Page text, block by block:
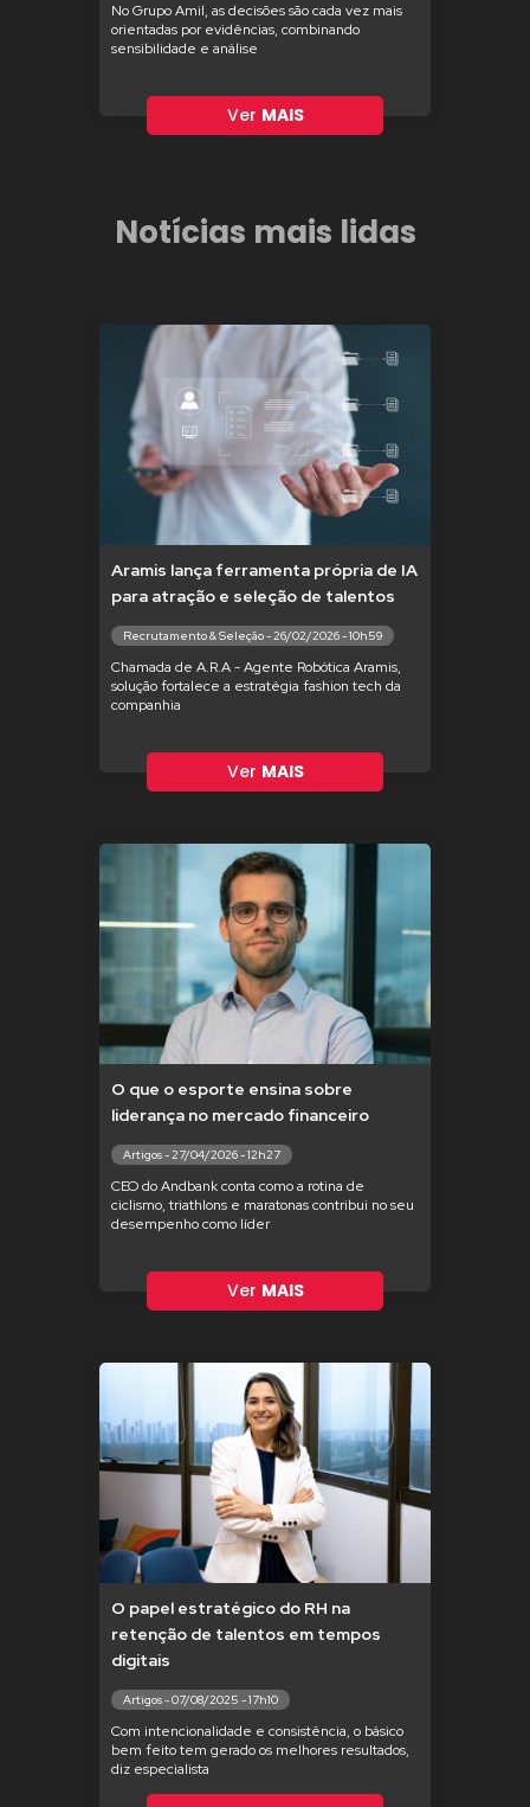
No Grupo Amil, as decisões são cada vez mais
orientadas por evidências, combinando
sensibilidade e análise
Ver MAIS
Notícias mais lidas
Aramis lança ferramenta própria de IA
para atração e seleção de talentos
Recrutamento & Seleção - 26/02/2026 - 10h59
Chamada de A.R.A - Agente Robótica Aramis,
solução fortalece a estratégia fashion tech da
companhia
Ver MAIS
O que o esporte ensina sobre
liderança no mercado financeiro
Artigos - 27/04/2026 - 12h27
CEO do Andbank conta como a rotina de
ciclismo, triathlons e maratonas contribui no seu
desempenho como líder
Ver MAIS
O papel estratégico do RH na
retenção de talentos em tempos
digitais
Artigos - 07/08/2025 - 17h10
Com intencionalidade e consistência, o básico
bem feito tem gerado os melhores resultados,
diz especialista